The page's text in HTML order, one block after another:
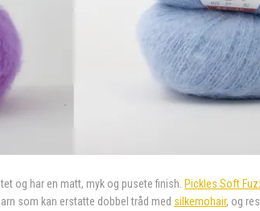
og har en matt, myk og pusete finish. Pickles Soft
som kan erstatte dobbel tråd med silkemohair, og